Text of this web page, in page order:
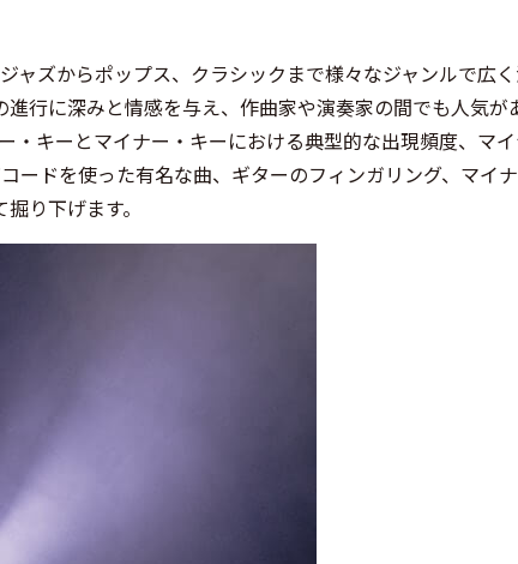
ャズからポップス、クラシックまで様々なジャンルで広
行に深みと情感を与え、作曲家や演奏家の間でも人気が
・キーとマイナー・キーにおける典型的な出現頻度、マ
ードを使った有名な曲、ギターのフィンガリング、マイ
り下げます。